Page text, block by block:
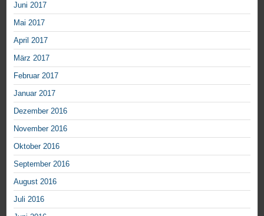
Juni 2017
Mai 2017
April 2017
März 2017
Februar 2017
Januar 2017
Dezember 2016
November 2016
Oktober 2016
September 2016
August 2016
Juli 2016